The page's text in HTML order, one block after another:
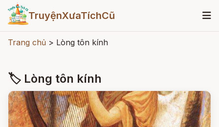
TruyệnXưaTíchCũ
Trang chủ > Lòng tôn kính
🏷 Lòng tôn kính